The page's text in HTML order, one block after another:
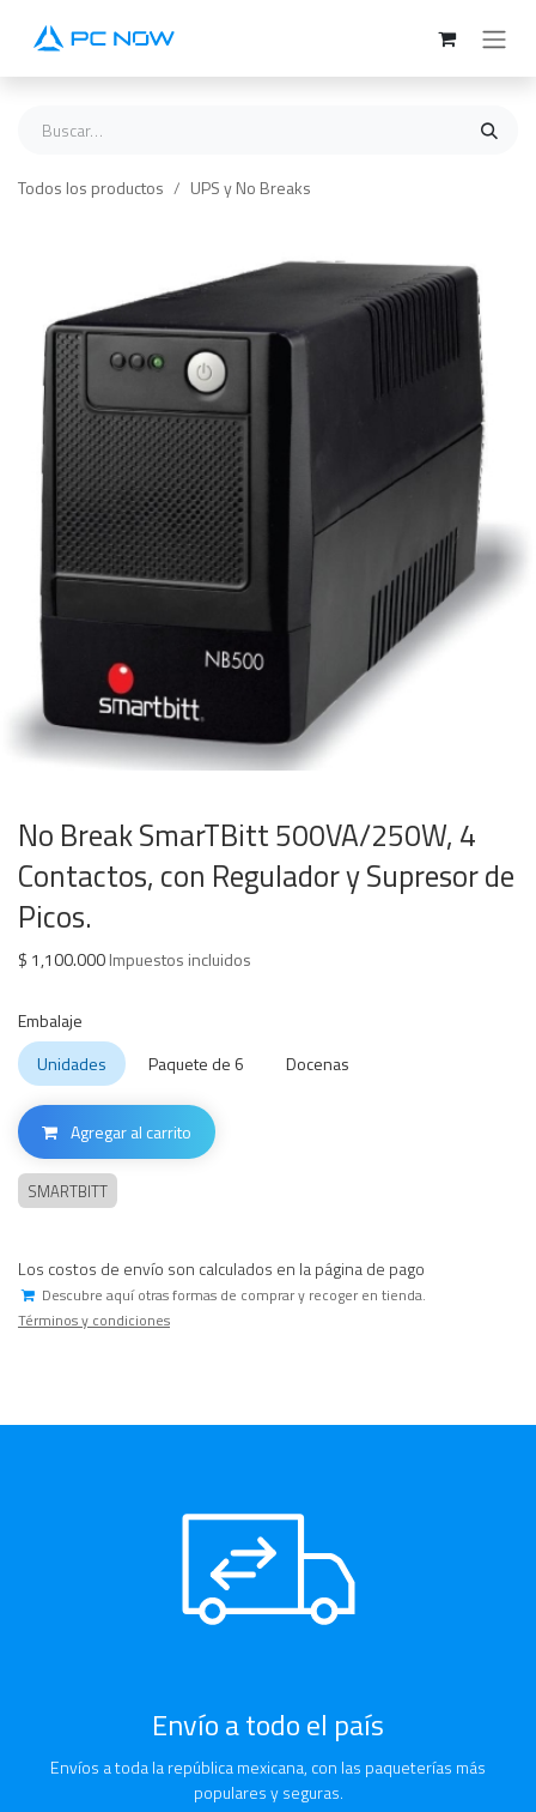
Todos los productos UPS y No Breaks
No Break SmarTBitt 500VA/250W, 4
Contactos, con Regulador y Supresor de
Picos.
$ 1,100.000Impuestos incluidos
Embalaje
Unidades
Paquete de 6 Docenas
Agregar al carrito
SMARTBITT
Los costos de envío son calculados en la página de pago
Descubre aquí otras formas de comprar y recoger en tienda.
Términos y condiciones
Envío a todo el país
Envíos a toda la república mexicana, con las paqueterías más
populares y seguras.